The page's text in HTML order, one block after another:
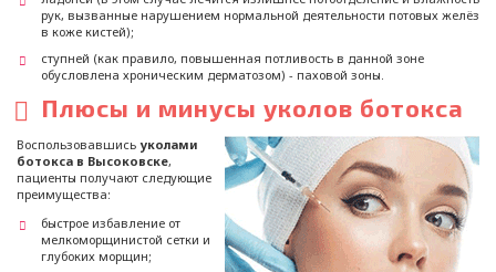
рук, вызванные нарушением нормальной деятельности потовых желёз
в коже кистей);
ступней (как правило, повышенная потливость в данной зоне
обусловлена хроническим дерматозом) - паховой зоны.
Плюсы и минусы уколов ботокса
Воспользовавшись уколами
ботокса в Высоковске,
пациенты получают следующие
преимущества:
быстрое избавление от
мелкоморщинистой сетки и
глубоких морщин;